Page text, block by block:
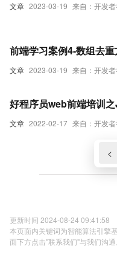
文章 2023-03-19 来自：开发
文章 2023-03-19 来自：开发
前端学习案例4-数组去
文章 2022-02-17 来自：开发
好程序员web前端培训
<
更新时间 2024-08-24 09:41:58
本页面内关键词为智能算法引擎
面下方点击"联系我们"与我们沟通